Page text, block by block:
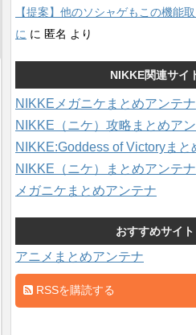
【提案】他のソシャゲもこの機能
に に 匿名 より
NIKKE関連サイ
NIKKEメガニケまとめアンテナ
NIKKE（ニケ）攻略まとめア
NIKKE:Goddess of Victoryまと
NIKKE（ニケ）まとめアンテナ
メガニケまとめアンテナ
おすすめサイト
アニメまとめアンテナ
RSSを購読する